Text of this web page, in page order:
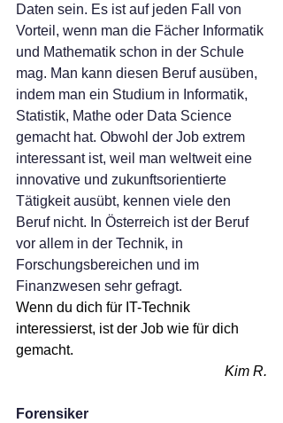
Daten sein. Es ist auf jeden Fall von
Vorteil, wenn man die Fächer Informatik
und Mathematik schon in der Schule
mag. Man kann diesen Beruf ausüben,
indem man ein Studium in Informatik,
Statistik, Mathe oder Data Science
gemacht hat. Obwohl der Job extrem
interessant ist, weil man weltweit eine
innovative und zukunftsorientierte
Tätigkeit ausübt, kennen viele den
Beruf nicht. In Österreich ist der Beruf
vor allem in der Technik, in
Forschungsbereichen und im
Finanzwesen sehr gefragt.
Wenn du dich für IT-Technik
interessierst, ist der Job wie für dich
gemacht.
Kim R.
Forensiker